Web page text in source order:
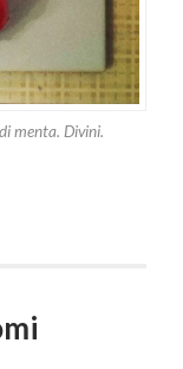
menta. Divini.